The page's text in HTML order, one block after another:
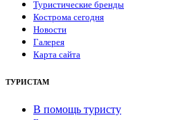
Туристические бренды
Кострома сегодня
Новости
Галерея
Карта сайта
ТУРИСТАМ
В помощь туристу